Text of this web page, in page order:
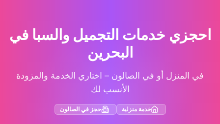
احجزي خدمات التجميل والسبا في
البحرين
في المنزل أو في الصالون – اختاري الخدمة والمزودة
الأنسب لك
خدمة منزلية حجز في الصالون